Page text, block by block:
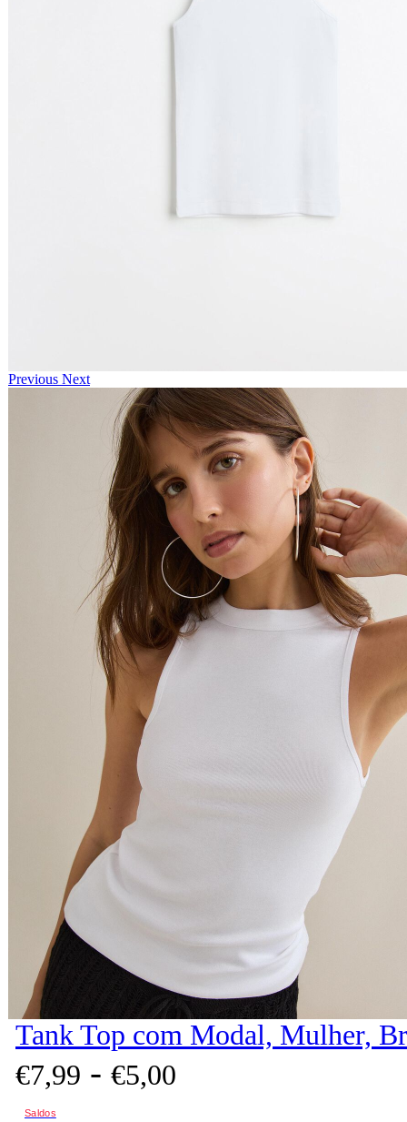
Previous Next
Tank Top com Modal, Mulher,
€7,99 - €5,00
Saldos